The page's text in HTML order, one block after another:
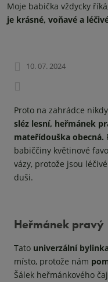
Moje babička vždycky
je krásné, voňavé a
10. 07. 2024
Proto na zahrádce
sléz lesní, heřmánek
mateřídouška obecná.
babiččiny květinové
vázy, protože jsou
duši.
Heřmánek pravý
Tato univerzální
místo, protože nám
Šálek heřmánkového